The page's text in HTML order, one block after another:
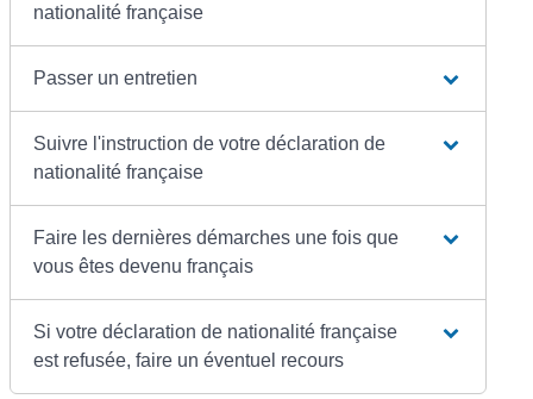
nationalité française
Passer un entretien
Suivre l'instruction de votre déclaration de
nationalité française
Faire les dernières démarches une fois que
vous êtes devenu français
Si votre déclaration de nationalité française
est refusée, faire un éventuel recours